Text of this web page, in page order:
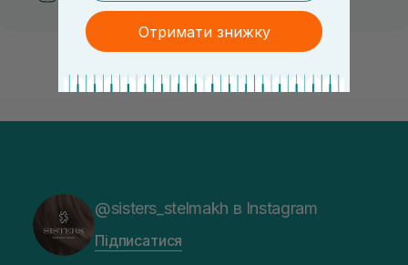
@sisters_stelmakh в Instagram
Підписатися
Отримати знижку